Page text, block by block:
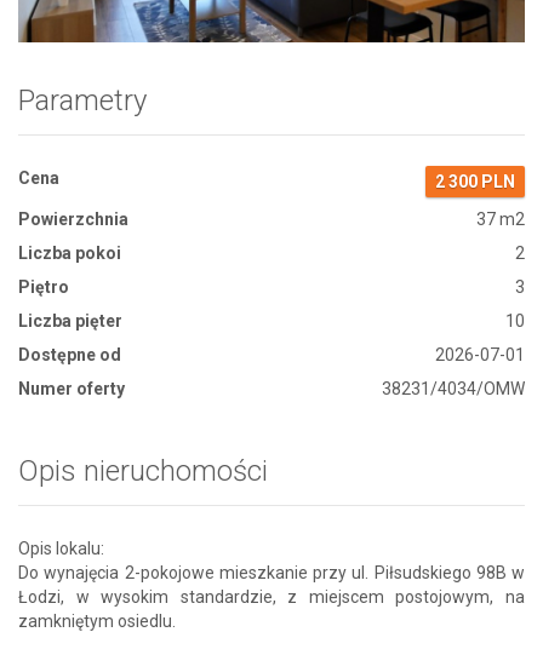
Parametry
Cena
2 300 PLN
Powierzchnia
37 m2
Liczba pokoi
2
Piętro
3
Liczba pięter
10
Dostępne od
2026-07-01
Numer oferty
38231/4034/OMW
Opis nieruchomości
Opis lokalu:
Do wynajęcia 2-pokojowe mieszkanie przy ul. Piłsudskiego 98B w
Łodzi, w wysokim standardzie, z miejscem postojowym, na
zamkniętym osiedlu.